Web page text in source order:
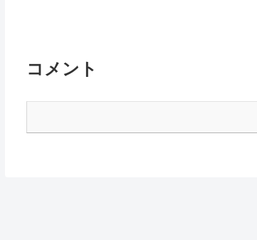
コメント